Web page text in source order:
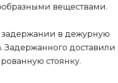
веществами.
в дежурную
Задержанного доставили
стоянку.